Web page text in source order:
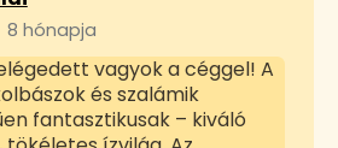
8 hónapja
vagyok a céggel! A
és szalámik
fantasztikusak – kiváló